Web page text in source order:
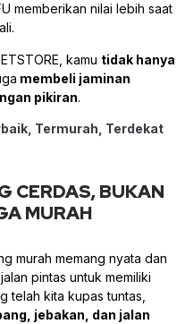
memberikan nilai lebih saat
kamu tidak hanya
membeli jaminan
pikiran.
Termurah, Terdekat
CERDAS, BUKAN
MURAH
murah memang nyata dan
pintas untuk memiliki
telah kita kupas tuntas,
jebakan, dan jalan